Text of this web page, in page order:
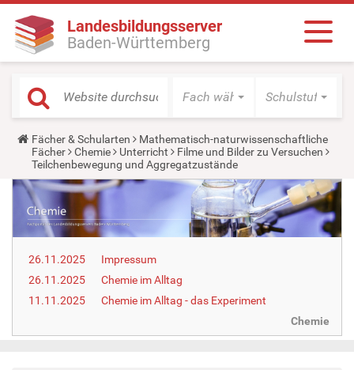
Landesbildungsserver
Baden-Württemberg
Fach wählen Schulstufe
Y
o
u
a
r
e
h
e
r
:
Fächer & Schularten
Mathematisch-naturwissenschaftliche
Fächer
Chemie Unterricht
Filme und Bilder zu Versuchen
Teilchenbewegung und Aggregatzustände
26.11.2025
Impressum
26.11.2025
Chemie im Alltag
11.11.2025
Chemie im Alltag - das Experiment
Chemie